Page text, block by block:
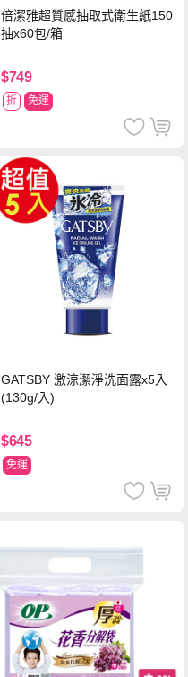
倍潔雅超質感抽取式衛生紙150
抽x60包/箱
$749
折 免運
GATSBY 激涼潔淨洗面露x5入
(130g/入)
$645
免運